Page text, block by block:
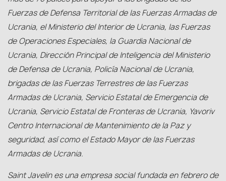
Fuerzas de Defensa Territorial de las Fuerzas Armadas de
Ucrania, el Ministerio del Interior de Ucrania, las Fuerzas
de Operaciones Especiales, la Guardia Nacional de
Ucrania, Dirección Principal de Inteligencia del Ministerio
de Defensa de Ucrania, Policía Nacional de Ucrania,
brigadas de las Fuerzas Terrestres de las Fuerzas
Armadas de Ucrania, Servicio Estatal de Emergencia de
Ucrania, Servicio Estatal de Fronteras de Ucrania, Yavoriv
Centro Internacional de Mantenimiento de la Paz y
seguridad, así como el Estado Mayor de las Fuerzas
Armadas de Ucrania.
Saint Javelin es una empresa social fundada en febrero de